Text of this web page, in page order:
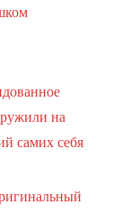
на
самих себя